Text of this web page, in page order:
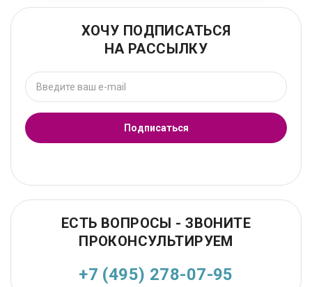
ХОЧУ ПОДПИСАТЬСЯ
НА РАССЫЛКУ
Подписаться
ЕСТЬ ВОПРОСЫ - ЗВОНИТЕ
ПРОКОНСУЛЬТИРУЕМ
+7 (495) 278-07-95